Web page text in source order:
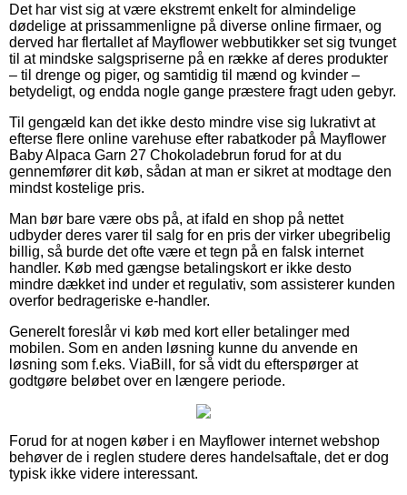
Det har vist sig at være ekstremt enkelt for almindelige
dødelige at prissammenligne på diverse online firmaer, og
derved har flertallet af Mayflower webbutikker set sig tvunget
til at mindske salgspriserne på en række af deres produkter
– til drenge og piger, og samtidig til mænd og kvinder –
betydeligt, og endda nogle gange præstere fragt uden gebyr.
Til gengæld kan det ikke desto mindre vise sig lukrativt at
efterse flere online varehuse efter rabatkoder på Mayflower
Baby Alpaca Garn 27 Chokoladebrun forud for at du
gennemfører dit køb, sådan at man er sikret at modtage den
mindst kostelige pris.
Man bør bare være obs på, at ifald en shop på nettet
udbyder deres varer til salg for en pris der virker ubegribelig
billig, så burde det ofte være et tegn på en falsk internet
handler. Køb med gængse betalingskort er ikke desto
mindre dækket ind under et regulativ, som assisterer kunden
overfor bedrageriske e-handler.
Generelt foreslår vi køb med kort eller betalinger med
mobilen. Som en anden løsning kunne du anvende en
løsning som f.eks. ViaBill, for så vidt du efterspørger at
godtgøre beløbet over en længere periode.
Forud for at nogen køber i en Mayflower internet webshop
behøver de i reglen studere deres handelsaftale, det er dog
typisk ikke videre interessant.